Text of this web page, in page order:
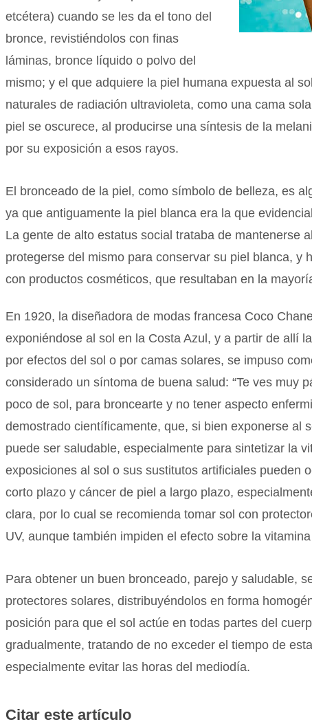
etcétera) cuando se les da el tono del
bronce, revistiéndolos con finas
láminas, bronce líquido o polvo del
mismo; y el que adquiere la piel humana expuesta al
naturales de radiación ultravioleta, como una cama
piel se oscurece, al producirse una síntesis de la
por su exposición a esos rayos.
El bronceado de la piel, como símbolo de belleza, es
ya que antiguamente la piel blanca era la que
La gente de alto estatus social trataba de mantenerse
protegerse del mismo para conservar su piel blanca, y
con productos cosméticos, que resultaban en la
En 1920, la diseñadora de modas francesa Coco
exponiéndose al sol en la Costa Azul, y a partir de allí
por efectos del sol o por camas solares, se impuso
considerado un síntoma de buena salud: “Te ves muy
poco de sol, para broncearte y no tener aspecto
demostrado científicamente, que, si bien exponerse al
puede ser saludable, especialmente para sintetizar la
exposiciones al sol o sus sustitutos artificiales pueden
corto plazo y cáncer de piel a largo plazo,
clara, por lo cual se recomienda tomar sol con
UV, aunque también impiden el efecto sobre la
Para obtener un buen bronceado, parejo y saludable,
protectores solares, distribuyéndolos en forma
posición para que el sol actúe en todas partes del
gradualmente, tratando de no exceder el tiempo de
especialmente evitar las horas del mediodía.
Citar este artículo